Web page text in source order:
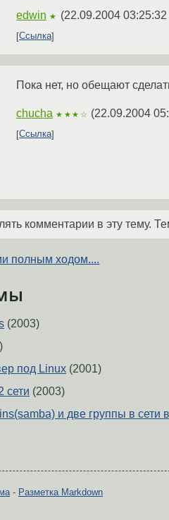
edwin ★ (22.09.2004 03:25:32
Ссылка
Пока нет, но обещают
chucha ★★★☆ (22.09.2004
Ссылка
комментарии в эту тему.
полным ходом....
(2003)
под Linux (2001)
сети (2003)
и две группы в сети
- Разметка Markdown